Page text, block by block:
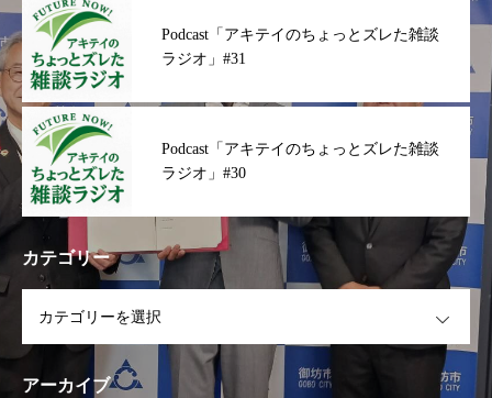
Podcast「アキテイのちょっとズレた雑談
ラジオ」#31
Podcast「アキテイのちょっとズレた雑談
ラジオ」#30
カテゴリー
アーカイブ